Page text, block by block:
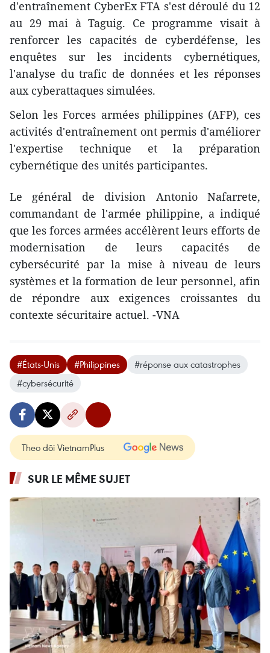
d'entraînement CyberEx FTA s'est déroulé du 12
au 29 mai à Taguig. Ce programme visait à
renforcer les capacités de cyberdéfense, les
enquêtes sur les incidents cybernétiques,
l'analyse du trafic de données et les réponses
aux cyberattaques simulées.
Selon les Forces armées philippines (AFP), ces
activités d'entraînement ont permis d'améliorer
l'expertise technique et la préparation
cybernétique des unités participantes.
Le général de division Antonio Nafarrete,
commandant de l'armée philippine, a indiqué
que les forces armées accélèrent leurs efforts de
modernisation de leurs capacités de
cybersécurité par la mise à niveau de leurs
systèmes et la formation de leur personnel, afin
de répondre aux exigences croissantes du
contexte sécuritaire actuel. -VNA
#États-Unis #Philippines
#réponse aux catastrophes
#cybersécurité
Theo dõi VietnamPlus
SUR LE MÊME SUJET